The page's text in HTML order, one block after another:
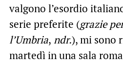
valgono l’esordio
serie preferite (grazie
l’Umbria, ndr.), mi sono
martedì in una sala